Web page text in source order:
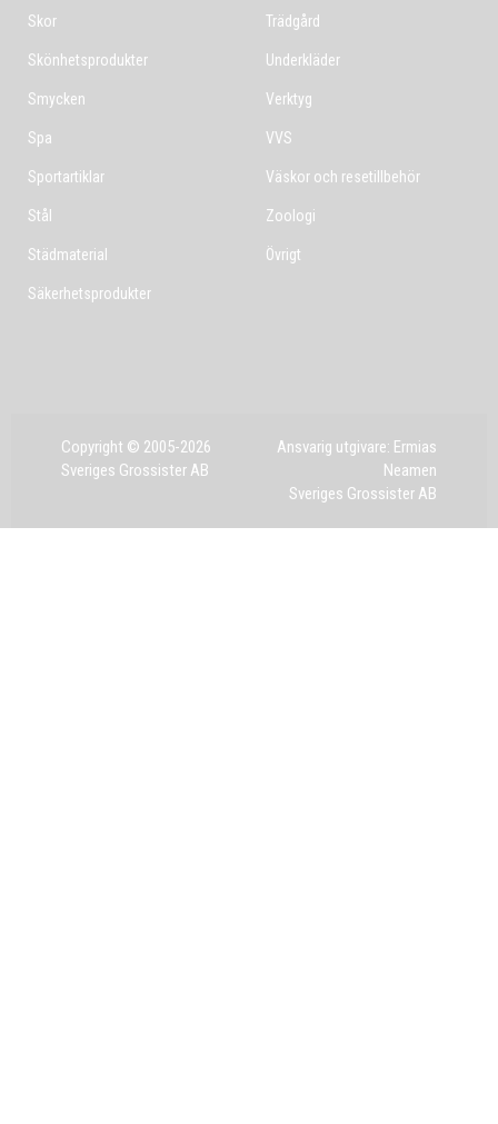
Skor
Skönhetsprodukter
Smycken
Spa
Sportartiklar
Stål
Städmaterial
Säkerhetsprodukter
Trädgård
Underkläder
Verktyg
VVS
Väskor och resetillbehör
Zoologi
Övrigt
Copyright © 2005-2026
Sveriges Grossister AB
Ansvarig utgivare: Ermias
Neamen
Sveriges Grossister AB